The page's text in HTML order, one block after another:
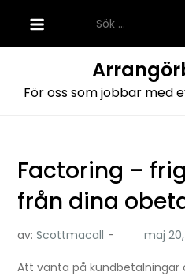
innehåll
efter:
För oss som jobbar med
Factoring –
från dina
av:Scottmacall
Att vänta på kundbetalningar